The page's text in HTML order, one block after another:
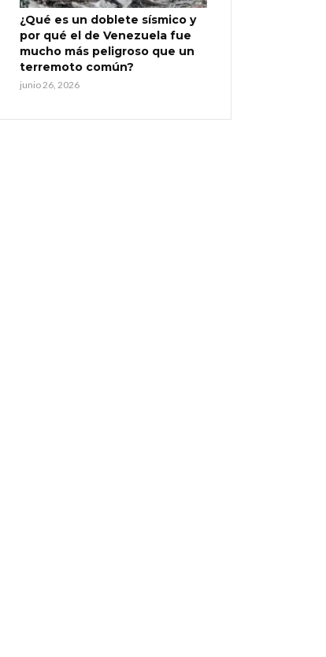
¿Qué es un doblete sísmico y
por qué el de Venezuela fue
mucho más peligroso que un
terremoto común?
junio 26, 2026